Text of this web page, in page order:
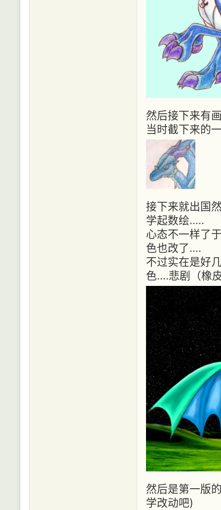
然后接下来有
当时截下来的
接下来就出国
学起数绘.....
心态不一样了
色也改了....
不过实在是好
色....悲剧（橡
然后是第一版
学改动吧)